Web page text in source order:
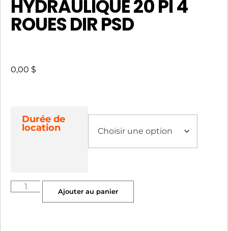
HYDRAULIQUE 20 PI 4
ROUES DIR PSD
0,00 $
Durée de
location
Ajouter au panier